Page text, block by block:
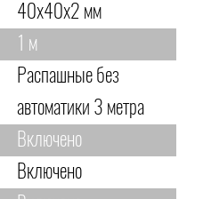
40х40х2 мм
1 м
Распашные без
автоматики 3 метра
Включено
Включено